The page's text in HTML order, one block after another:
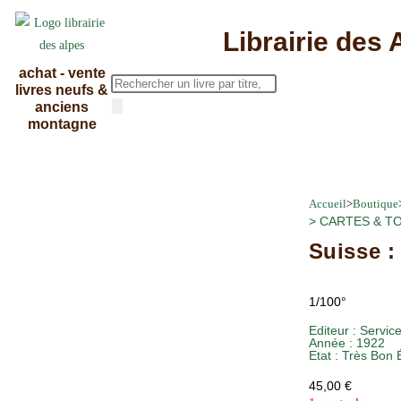
achat - vente
livres neufs &
anciens
montagne
Librairie des
Accueil>Boutique
> CARTES &
Suisse :
1/100°
Editeur :
Année : 1922
Etat : Très Bon
45,00 €